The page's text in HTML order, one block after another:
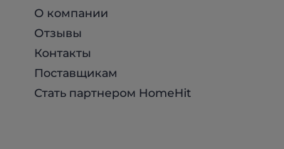
О компании
Отзывы
Контакты
Поставщикам
Стать партнером HomeHit